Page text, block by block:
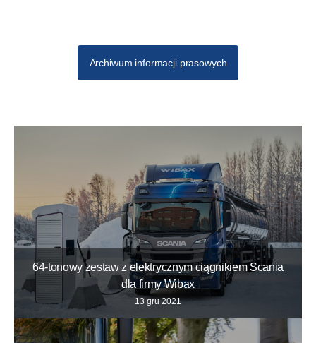
Archiwum informacji prasowych
64-tonowy zestaw z elektrycznym ciągnikiem Scania
dla firmy Wibax
13 gru 2021